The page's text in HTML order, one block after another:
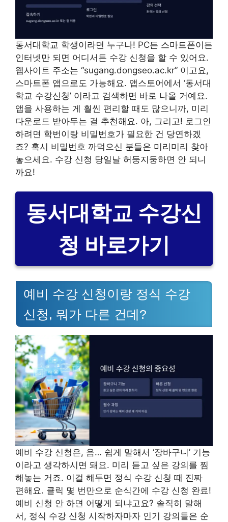
동서대학교 학생이라면 누구나! PC든 스마트폰이든
인터넷만 되면 어디서든 수강 신청을 할 수 있어요.
웹사이트 주소는 “sugang.dongseo.ac.kr” 이고요,
스마트폰 앱으로도 가능해요. 앱스토어에서 ‘동서대
학교 수강신청’ 이라고 검색하면 바로 나올 거예요.
앱을 사용하는 게 훨씬 편리할 때도 많으니까, 미리
다운로드 받아두는 걸 추천해요. 아, 그리고! 로그인
하려면 학번이랑 비밀번호가 필요한 건 당연하겠
죠? 혹시 비밀번호 까먹으신 분들은 미리미리 찾아
놓으세요. 수강 신청 당일날 허둥지둥하면 안 되니
까요!
동서대학교 수강신
청 바로가기
예비 수강 신청이랑 정식 수강
신청, 뭐가 다른 건데?
예비 수강 신청은, 음… 쉽게 말해서 ‘장바구니’ 기능
이라고 생각하시면 돼요. 미리 듣고 싶은 강의를 찜
해놓는 거죠. 이걸 해두면 정식 수강 신청 때 진짜
편해요. 클릭 몇 번만으로 순식간에 수강 신청 완료!
예비 신청 안 하면 어떻게 되냐고요? 솔직히 말해
서, 정식 수강 신청 시작하자마자 인기 강의들은 순